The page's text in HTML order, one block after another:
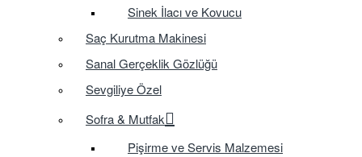
Sinek İlacı ve Kovucu
Saç Kurutma Makinesi
Sanal Gerçeklik Gözlüğü
Sevgiliye Özel
Sofra & Mutfak
Pişirme ve Servis Malzemesi